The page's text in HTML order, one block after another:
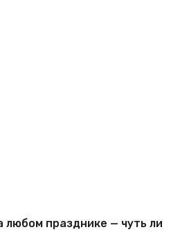
любом празднике — чуть ли